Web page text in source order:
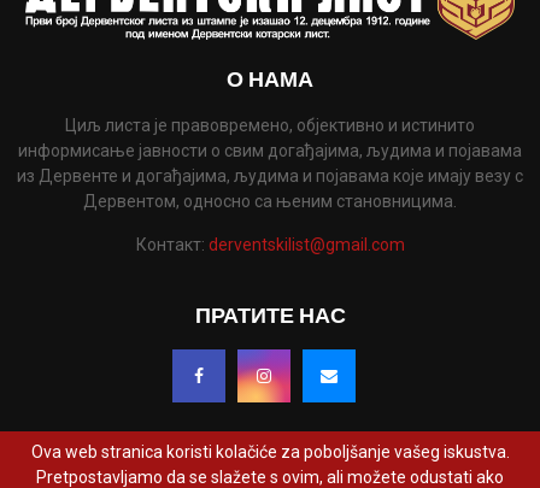
О НАМА
Циљ листа је правовремено, објективно и истинито
информисање јавности о свим догађајима, људима и појавама
из Дервенте и догађајима, људима и појавама које имају везу с
Дервентом, односно са њеним становницима.
Контакт: derventskilist@gmail.com
ПРАТИТЕ НАС
Ova web stranica koristi kolačiće za poboljšanje vašeg iskustva.
Pretpostavljamo da se slažete s ovim, ali možete odustati ako